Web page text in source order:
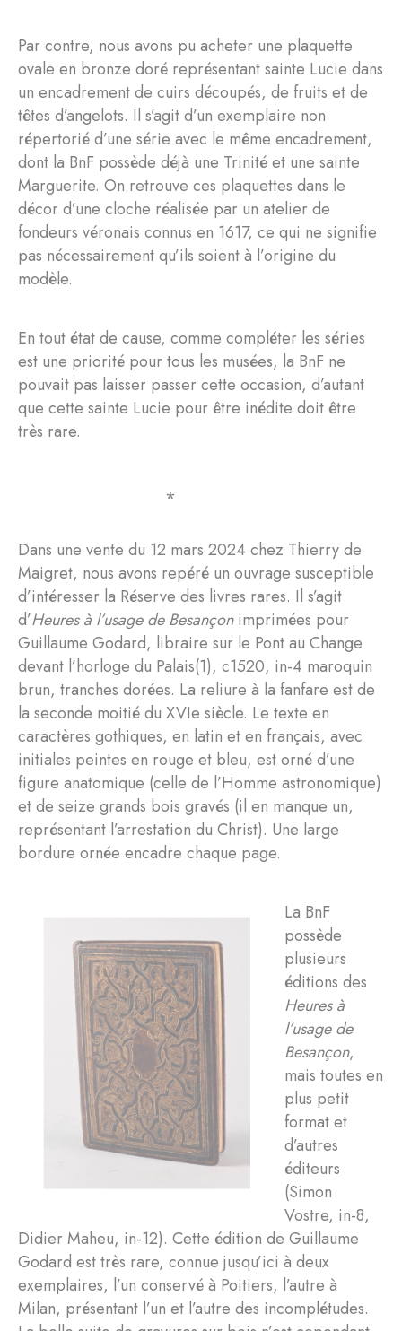
Par contre, nous avons pu acheter une plaquette
ovale en bronze doré représentant sainte Lucie dans
un encadrement de cuirs découpés, de fruits et de
têtes d’angelots. Il s’agit d’un exemplaire non
répertorié d’une série avec le même encadrement,
dont la BnF possède déjà une Trinité et une sainte
Marguerite. On retrouve ces plaquettes dans le
décor d’une cloche réalisée par un atelier de
fondeurs véronais connus en 1617, ce qui ne signifie
pas nécessairement qu’ils soient à l’origine du
modèle.
En tout état de cause, comme compléter les séries
est une priorité pour tous les musées, la BnF ne
pouvait pas laisser passer cette occasion, d’autant
que cette sainte Lucie pour être inédite doit être
très rare.
⁎
Dans une vente du 12 mars 2024 chez Thierry de
Maigret, nous avons repéré un ouvrage susceptible
d’intéresser la Réserve des livres rares. Il s’agit
d’Heures à l’usage de Besançonimprimées pour
Guillaume Godard, libraire sur le Pont au Change
devant l’horloge du Palais(1), c1520, in-4 maroquin
brun, tranches dorées. La reliure à la fanfare est de
la seconde moitié du XVIe siècle. Le texte en
caractères gothiques, en latin et en français, avec
initiales peintes en rouge et bleu, est orné d’une
figure anatomique (celle de l’Homme astronomique)
et de seize grands bois gravés (il en manque un,
représentant l’arrestation du Christ). Une large
bordure ornée encadre chaque page.
La BnF
possède
plusieurs
éditions des
Heures à
l’usage de
Besançon,
mais toutes en
plus petit
format et
d’autres
éditeurs
(Simon
Vostre, in-8,
Didier Maheu, in-12). Cette édition de Guillaume
Godard est très rare, connue jusqu’ici à deux
exemplaires, l’un conservé à Poitiers, l’autre à
Milan, présentant l’un et l’autre des incomplétudes.